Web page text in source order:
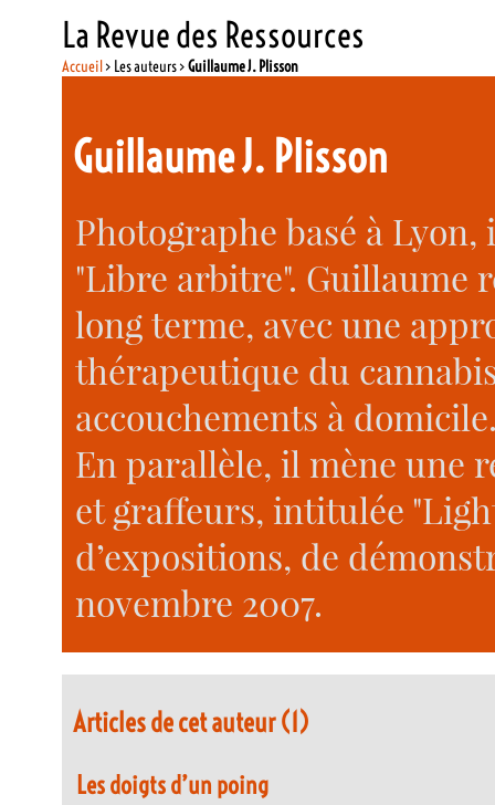
La Revue des Ressources
Accueil> Les auteurs >Guillaume J. Plisson
Guillaume J. Plisson
Photographe basé à
"Libre arbitre". Guillaume
long terme, avec une
thérapeutique du
accouchements à
En parallèle, il mène une
et graffeurs, intitulée
d’expositions, de
novembre 2007.
Articles de cet auteur (1)
Les doigts d’un poing